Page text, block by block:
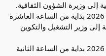
جلسة عامة يوم الجمعة 10 افريل 2026 بداية من الساعة العاشرة
إلى وزير التشغيل والتكوين
جلسة عامة يوم الجمعة 10 افريل 2026 بداية من الساعة الثانية